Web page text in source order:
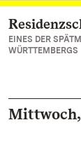
Zum
EINES DER
WÜRTTEMBERGS